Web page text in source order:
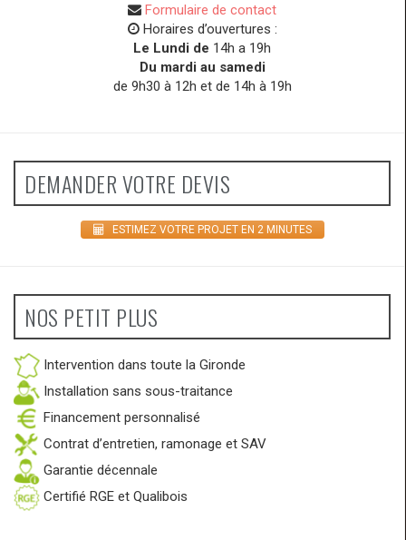
Formulaire de contact
Horaires d’ouvertures :
Le Lundi de 14h a 19h
Du mardi au samedi
de 9h30 à 12h et de 14h à 19h
DEMANDER VOTRE DEVIS
ESTIMEZ VOTRE PROJET EN 2 MINUTES
NOS PETIT PLUS
Intervention dans toute la Gironde
Installation sans sous-traitance
Financement personnalisé
Contrat d’entretien, ramonage et SAV
Garantie décennale
Certifié RGE et Qualibois